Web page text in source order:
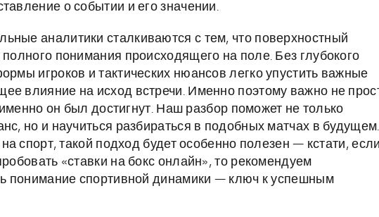
о событии и его значении.
аналитики сталкиваются с тем, что поверхностный
понимания происходящего на поле. Без глубокого
игроков и тактических нюансов легко упустить важные
влияние на исход встречи. Именно поэтому важно не
он был достигнут. Наш разбор поможет не только
но и научиться разбираться в подобных матчах в будущем.
спорт, такой подход будет особенно полезен — кстати,
«ставки на бокс онлайн», то рекомендуем
понимание спортивной динамики — ключ к успешным